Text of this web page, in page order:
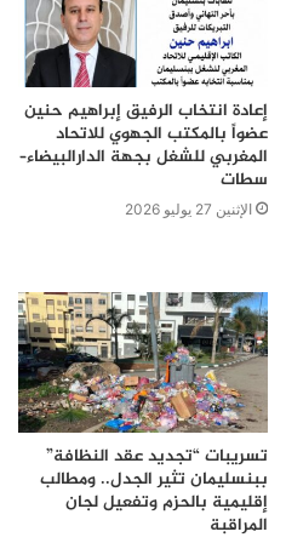
إعادة انتخاب الرفيق إبراهيم حنين
عضواً بالمكتب الجهوي للاتحاد
المغربي للشغل بجهة الدارالبيضاء–
سطات
الإثنين 27 يوليو 2026
تسريبات “تجديد عقد النظافة”
ببنسليمان تثير الجدل.. ومطالب
إقليمية بالحزم وتفعيل لجان
المراقبة